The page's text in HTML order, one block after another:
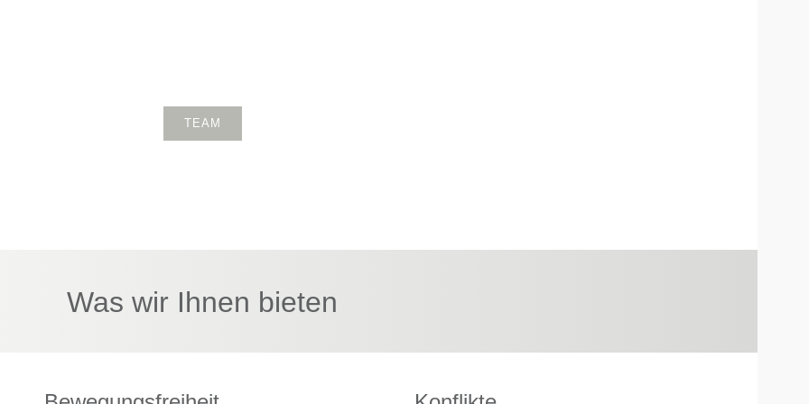
TEAM
Was wir Ihnen bieten